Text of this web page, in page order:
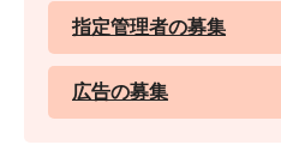
指定管理者の募集
広告の募集